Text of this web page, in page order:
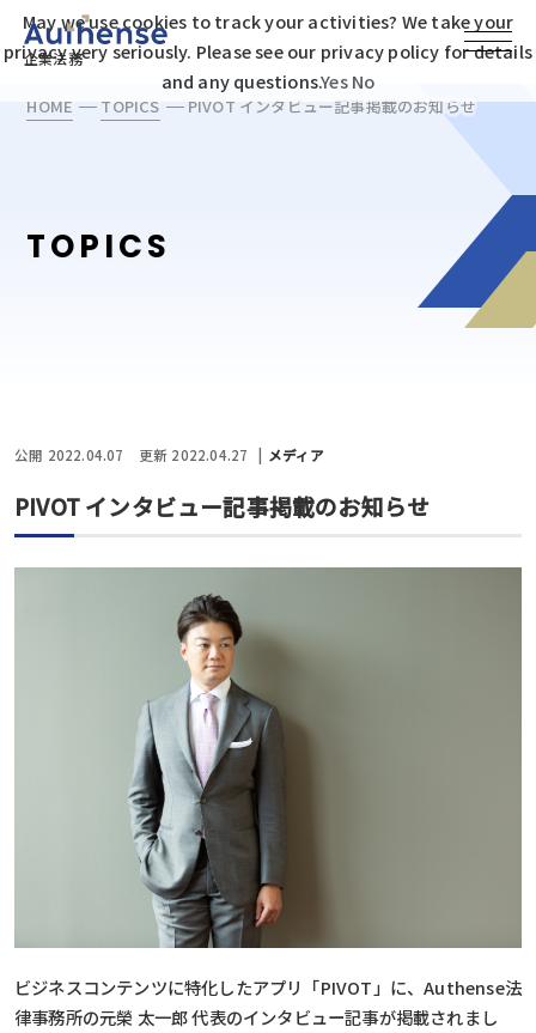
企業法務
HOME TOPICS PIVOT インタビュー記事掲載のお知らせ
TOPICS
公開 2022.04.07 更新 2022.04.27 メディア
PIVOT インタビュー記事掲載のお知らせ
ビジネスコンテンツに特化したアプリ「PIVOT」に、Authense法
律事務所の元榮 太一郎 代表のインタビュー記事が掲載されまし
May we use cookies to track your activities? We take your
privacy very seriously. Please see our privacy policy for details
and any questions.Yes No